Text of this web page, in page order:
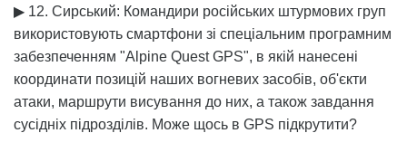
▶ 12. Сирський: Командири російських штурмових груп
використовують смартфони зі спеціальним програмним
забезпеченням "Alpine Quest GPS", в якій нанесені
координати позицій наших вогневих засобів, об'єкти
атаки, маршрути висування до них, а також завдання
сусідніх підрозділів. Може щось в GPS підкрутити?